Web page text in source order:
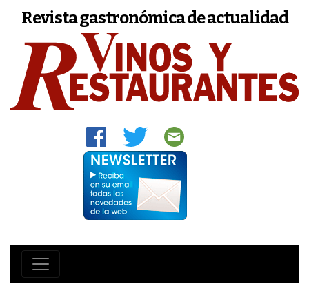
Revista gastronómica de actualidad